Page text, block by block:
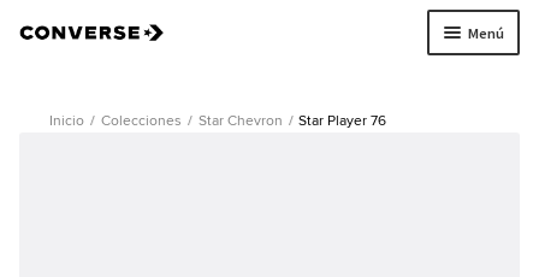
Ir
navegación
Ir
Menú
Inicio / Colecciones / Star Chevron / Star Player 76